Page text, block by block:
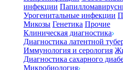
инфекции
Урогенитальные инфекции
Микозы Генетика Прочие
Клиническая диагностика
Диагностика латентной
Иммунология и серология
Диагностика сахарного
Микробиология